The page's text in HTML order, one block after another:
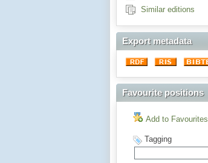
Similar editions
Export metadata
Favourite positions
Add to Favourites
Tagging